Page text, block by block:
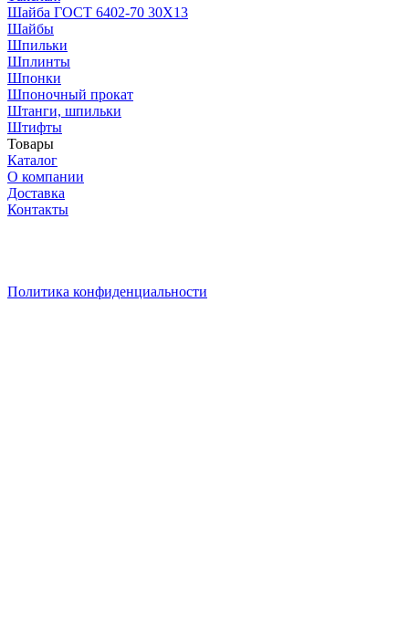
Шайба ГОСТ 6402-70 30Х13
Шайбы
Шпильки
Шплинты
Шпонки
Шпоночный прокат
Штанги, шпильки
Штифты
Товары
Каталог
О компании
Доставка
Контакты
Политика конфиденциальности